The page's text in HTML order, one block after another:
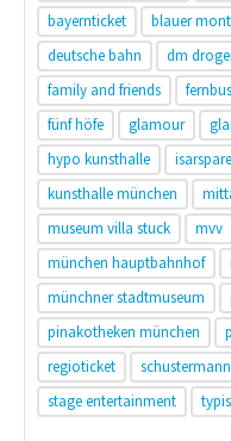
bayernticket blauer
deutsche bahn
dm
family and friends
fernbus
fünf höfe
glamour
hypo kunsthalle
kunsthalle münchen
museum villa stuck
mvv
münchen hauptbahnhof
münchner stadtmuseum
pinakotheken münchen
regioticket
stage entertainment